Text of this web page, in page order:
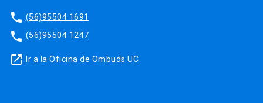
phone (56)95504 1691
phone (56)95504 1247
launch Ir a la Oficina de Ombuds UC